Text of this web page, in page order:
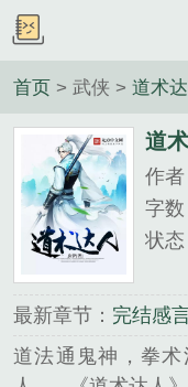
首页 > 武侠 > 道术
道
作者
字
状
最新章节： 完结感
道法通鬼神，拳